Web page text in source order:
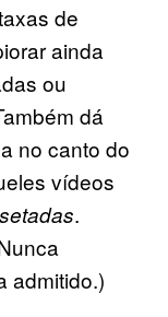
de
ainda
ou
dá
no canto do
vídeos
.
admitido.)